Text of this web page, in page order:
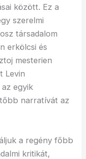
között. Ez a
szerelmi
társadalom
erkölcsi és
mesterien
Levin
egyik
narratívát az
a regény főbb
kritikát,